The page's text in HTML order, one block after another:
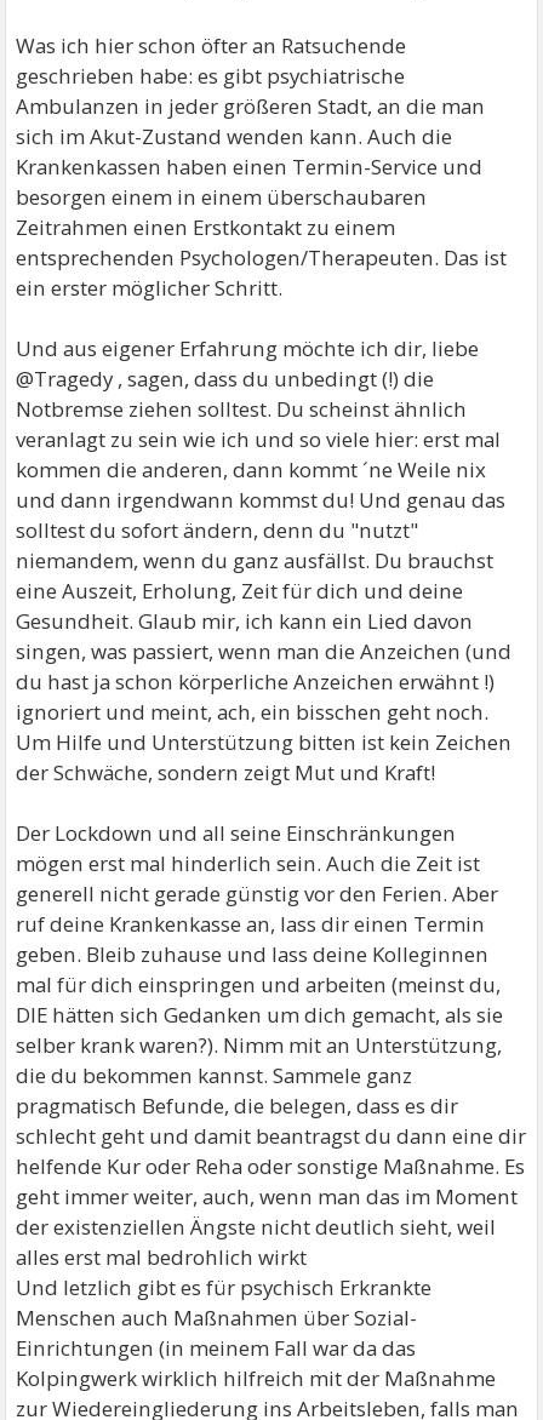
Was ich hier schon öfter an Ratsuchende
geschrieben habe: es gibt psychiatrische
Ambulanzen in jeder größeren Stadt, an die man
sich im Akut-Zustand wenden kann. Auch die
Krankenkassen haben einen Termin-Service und
besorgen einem in einem überschaubaren
Zeitrahmen einen Erstkontakt zu einem
entsprechenden Psychologen/Therapeuten. Das ist
ein erster möglicher Schritt.
Und aus eigener Erfahrung möchte ich dir, liebe
@Tragedy , sagen, dass du unbedingt (!) die
Notbremse ziehen solltest. Du scheinst ähnlich
veranlagt zu sein wie ich und so viele hier: erst mal
kommen die anderen, dann kommt ´ne Weile nix
und dann irgendwann kommst du! Und genau das
solltest du sofort ändern, denn du "nutzt"
niemandem, wenn du ganz ausfällst. Du brauchst
eine Auszeit, Erholung, Zeit für dich und deine
Gesundheit. Glaub mir, ich kann ein Lied davon
singen, was passiert, wenn man die Anzeichen (und
du hast ja schon körperliche Anzeichen erwähnt !)
ignoriert und meint, ach, ein bisschen geht noch.
Um Hilfe und Unterstützung bitten ist kein Zeichen
der Schwäche, sondern zeigt Mut und Kraft!
Der Lockdown und all seine Einschränkungen
mögen erst mal hinderlich sein. Auch die Zeit ist
generell nicht gerade günstig vor den Ferien. Aber
ruf deine Krankenkasse an, lass dir einen Termin
geben. Bleib zuhause und lass deine Kolleginnen
mal für dich einspringen und arbeiten (meinst du,
DIE hätten sich Gedanken um dich gemacht, als sie
selber krank waren?). Nimm mit an Unterstützung,
die du bekommen kannst. Sammele ganz
pragmatisch Befunde, die belegen, dass es dir
schlecht geht und damit beantragst du dann eine dir
helfende Kur oder Reha oder sonstige Maßnahme. Es
geht immer weiter, auch, wenn man das im Moment
der existenziellen Ängste nicht deutlich sieht, weil
alles erst mal bedrohlich wirkt
Und letzlich gibt es für psychisch Erkrankte
Menschen auch Maßnahmen über Sozial-
Einrichtungen (in meinem Fall war da das
Kolpingwerk wirklich hilfreich mit der Maßnahme
zur Wiedereingliederung ins Arbeitsleben, falls man